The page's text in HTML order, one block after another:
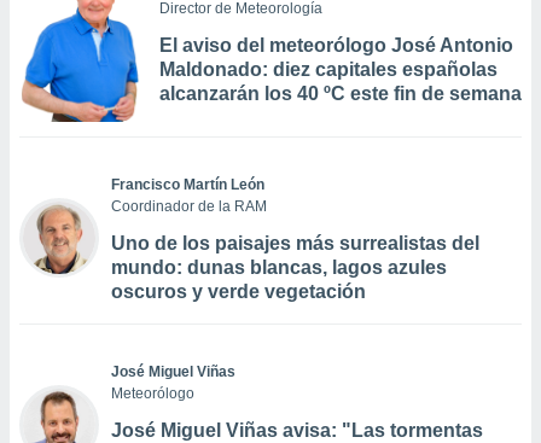
Director de Meteorología
El aviso del meteorólogo José Antonio
Maldonado: diez capitales españolas
alcanzarán los 40 ºC este fin de semana
Francisco Martín León
Coordinador de la RAM
Uno de los paisajes más surrealistas del
mundo: dunas blancas, lagos azules
oscuros y verde vegetación
José Miguel Viñas
Meteorólogo
José Miguel Viñas avisa: "Las tormentas